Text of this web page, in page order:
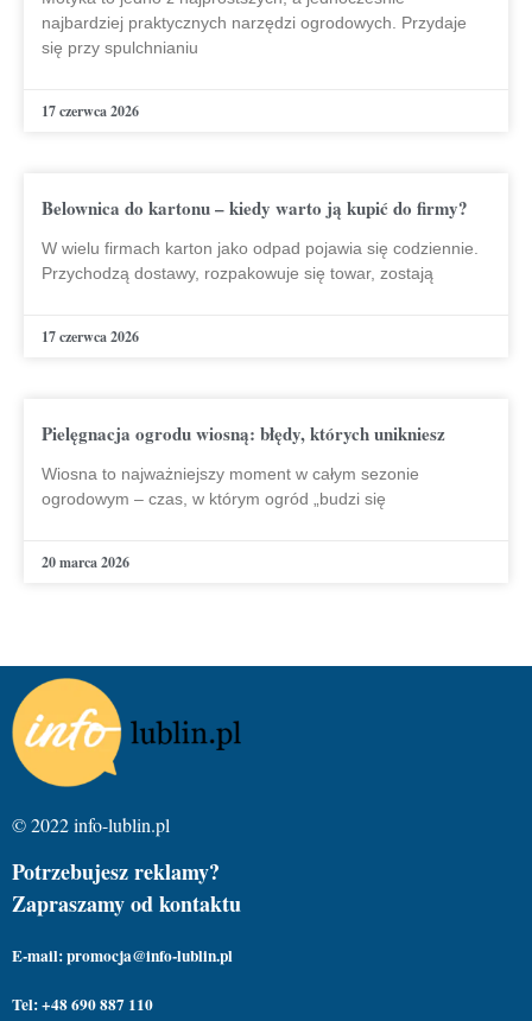
najbardziej praktycznych narzędzi ogrodowych. Przydaje
się przy spulchnianiu
17 czerwca 2026
Belownica do kartonu – kiedy warto ją kupić do firmy?
W wielu firmach karton jako odpad pojawia się codziennie.
Przychodzą dostawy, rozpakowuje się towar, zostają
17 czerwca 2026
Pielęgnacja ogrodu wiosną: błędy, których unikniesz
Wiosna to najważniejszy moment w całym sezonie
ogrodowym – czas, w którym ogród „budzi się
20 marca 2026
© 2022 info-lublin.pl
Potrzebujesz reklamy?
Zapraszamy od kontaktu
E-mail: promocja@info-lublin.pl
Tel: +48 690 887 110